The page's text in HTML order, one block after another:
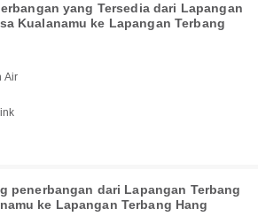
yang Tersedia dari Lapangan
Kualanamu ke Lapangan Terbang
Air
penerbangan dari Lapangan Terbang
ke Lapangan Terbang Hang